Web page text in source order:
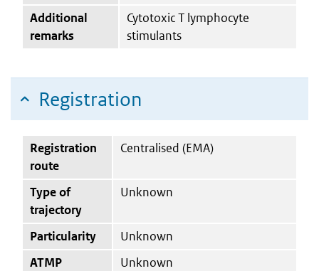
Additional
remarks
Cytotoxic T lymphocyte
stimulants
Registration
Registration
route
Centralised (EMA)
Type of
trajectory
Unknown
Particularity
Unknown
ATMP
Unknown